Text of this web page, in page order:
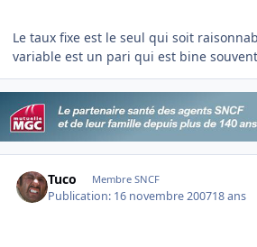
Le taux fixe est le seul qui soit
variable est un pari qui est bine
Tuco Membre SNCF
Publication: 16 novembre 200718 ans